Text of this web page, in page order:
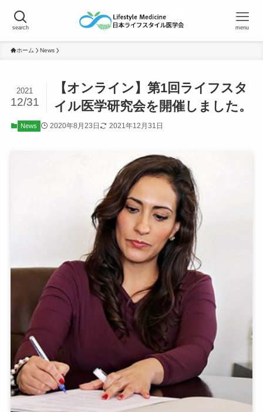
search menu
ホーム News
【オンライン】第1回ライフスタ
イル医学研究会を開催しました。
2021
12/31
News 2020年8月23日 2021年12月31日